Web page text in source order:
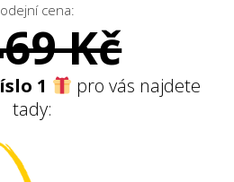
cena:
Kč
1
pro vás najdete
tady: